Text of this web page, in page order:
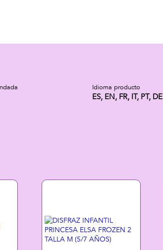
Idioma producto
ES, EN, FR, IT, PT, DE